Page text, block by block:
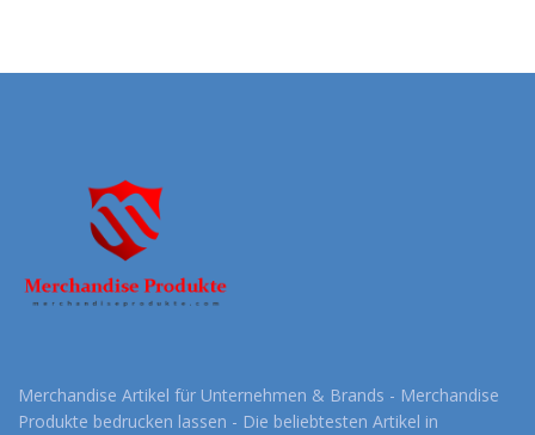
Merchandise Artikel für Unternehmen & Brands - Merchandise
Produkte bedrucken lassen - Die beliebtesten Artikel in